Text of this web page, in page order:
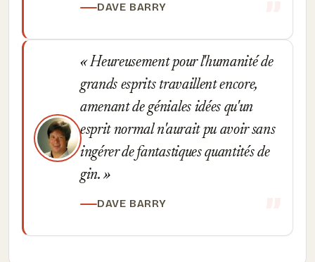
DAVE BARRY
Heureusement pour l'humanité de
grands esprits travaillent encore,
amenant de géniales idées qu'un
esprit normal n'aurait pu avoir sans
ingérer de fantastiques quantités de
gin.
DAVE BARRY